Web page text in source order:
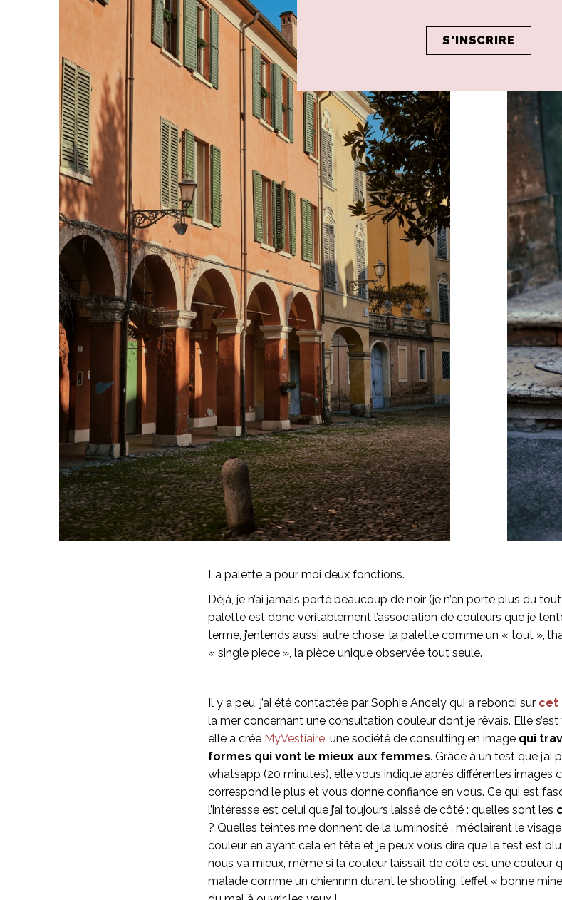
La palette a pour moi deux fonctions.
Déjà, je n’ai jamais porté beaucoup de noir (je n’en porte plus du
palette est donc véritablement l’association de couleurs que je
terme, j’entends aussi autre chose, la palette comme un « tout »,
« single piece », la pièce unique observée tout seule.
Il y a peu, j’ai été contactée par Sophie Ancely qui a rebondi sur cet
la mer concernant une consultation couleur dont je rêvais. Elle
elle a créé MyVestiaire, une société de consulting en image qui
formes qui vont le mieux aux femmes. Grâce à un test que
whatsapp (20 minutes), elle vous indique après différentes images
correspond le plus et vous donne confiance en vous. Ce qui est
l’intéresse est celui que j’ai toujours laissé de côté : quelles sont les
? Quelles teintes me donnent de la luminosité , m’éclairent le visage
couleur en ayant cela en tête et je peux vous dire que le test est
nous va mieux, même si la couleur laissait de côté est une couleur
malade comme un chiennnn durant le shooting, l’effet « bonne